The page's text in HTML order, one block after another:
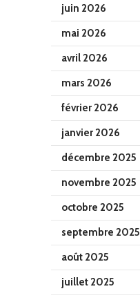
juin 2026
mai 2026
avril 2026
mars 2026
février 2026
janvier 2026
décembre 2025
novembre 2025
octobre 2025
septembre 2025
août 2025
juillet 2025